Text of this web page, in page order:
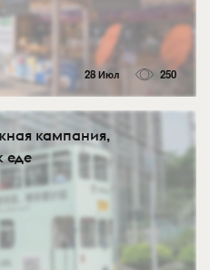
28 Июл 250
кампания,
еде